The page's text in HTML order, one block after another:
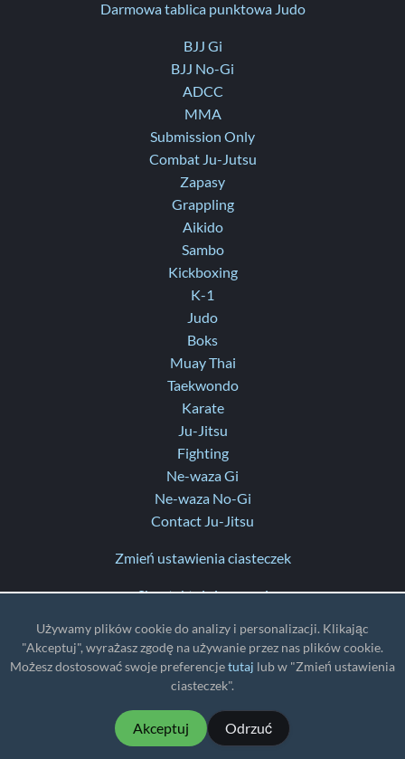
Używamy plików cookie do analizy i personalizacji. Klikając
"Akceptuj", wyrażasz zgodę na używanie przez nas plików cookie.
Możesz dostosować swoje preferencjetutaj lub w "Zmień ustawienia
ciasteczek".
Akceptuj Odrzuć
Darmowa tablica punktowa Judo
BJJ Gi
BJJ No-Gi
ADCC
MMA
Submission Only
Combat Ju-Jutsu
Zapasy
Grappling
Aikido
Sambo
Kickboxing
K-1
Judo
Boks
Muay Thai
Taekwondo
Karate
Ju-Jitsu
Fighting
Ne-waza Gi
Ne-waza No-Gi
Contact Ju-Jitsu
Zmień ustawienia ciasteczek
Skontaktuj się z nami
Informacje o aktualizacjach
TZ : UTC